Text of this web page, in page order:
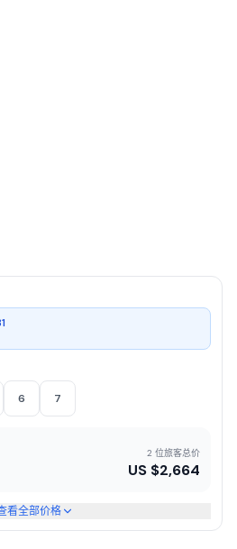
6 7
2 位旅客总价
US $2,664
看全部价格